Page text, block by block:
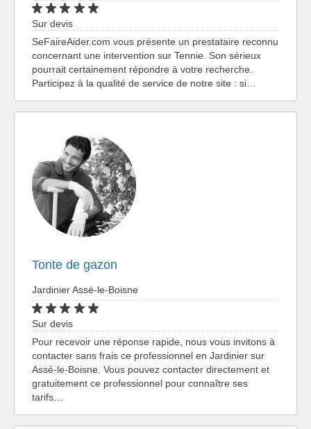
Sur devis
SeFaireAider.com vous présente un prestataire reconnu
concernant une intervention sur Tennie. Son sérieux
pourrait certainement répondre à votre recherche.
Participez à la qualité de service de notre site : si…
Tonte de gazon
Jardinier Assé-le-Boisne
Sur devis
Pour recevoir une réponse rapide, nous vous invitons à
contacter sans frais ce professionnel en Jardinier sur
Assé-le-Boisne. Vous pouvez contacter directement et
gratuitement ce professionnel pour connaître ses
tarifs…